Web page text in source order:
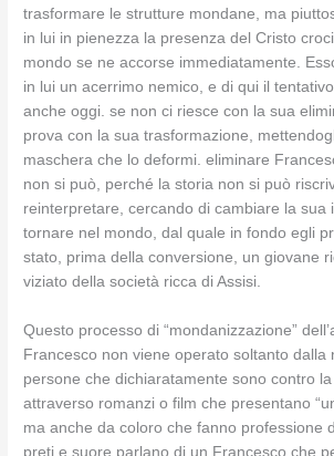
trasformare le strutture mondane, ma
in lui in pienezza la presenza del Cristo
mondo se ne accorse immediatamente.
in lui un acerrimo nemico, e di qui il
anche oggi. se non ci riesce con la sua
prova con la sua trasformazione,
maschera che lo deformi. eliminare
non si può, perché la storia non si può
reinterpretare, cercando di cambiare la sua
tornare nel mondo, dal quale in fondo egli
stato, prima della conversione, un giovane
viziato della società ricca di Assisi.
Questo processo di “mondanizzazione”
Francesco non viene operato soltanto dalla
persone che dichiaratamente sono contro la
attraverso romanzi o film che presentano
ma anche da coloro che fanno professione
preti e suore parlano di un Francesco che